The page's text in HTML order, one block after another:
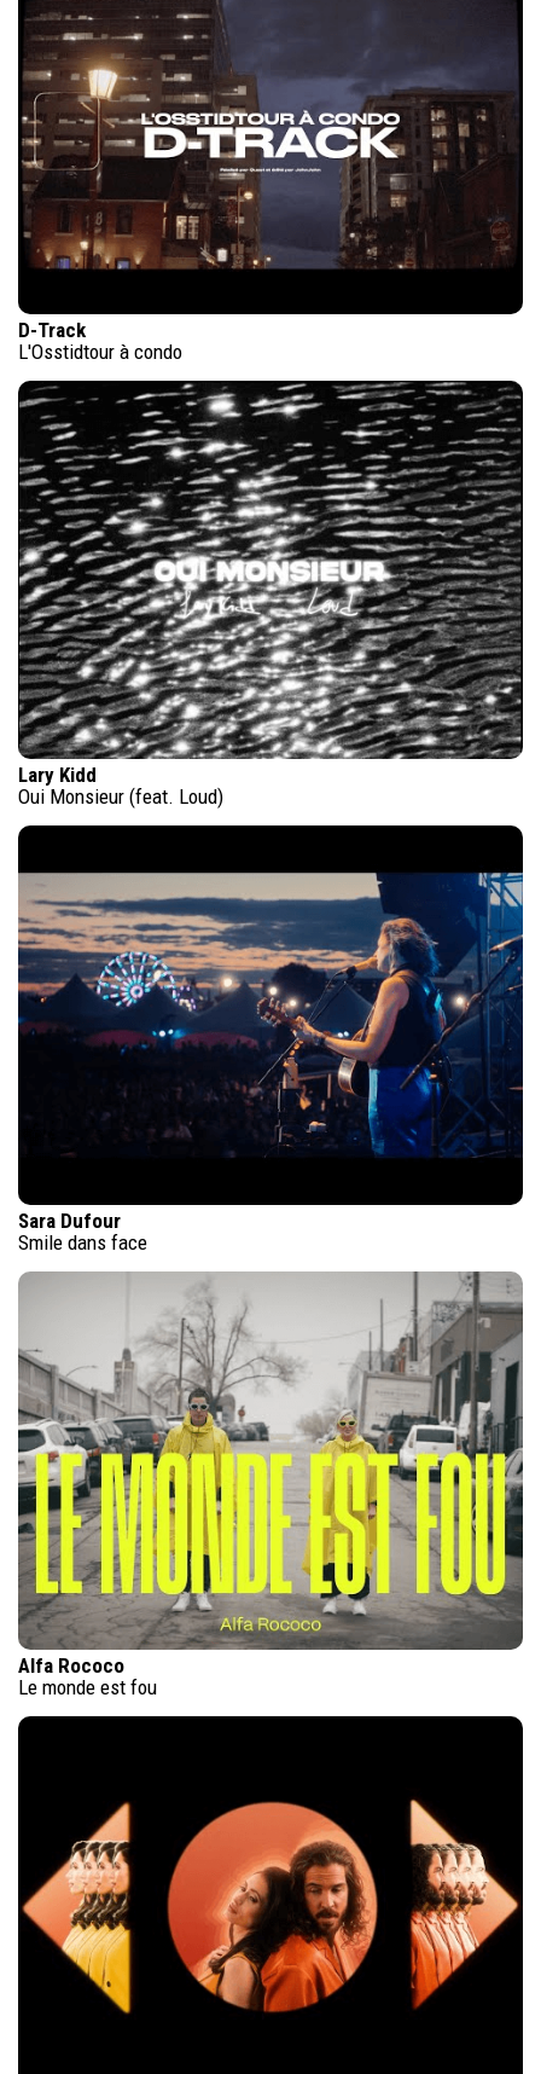
D-Track
L'Osstidtour à condo
Lary Kidd
Oui Monsieur (feat. Loud)
Sara Dufour
Smile dans face
Alfa Rococo
Le monde est fou